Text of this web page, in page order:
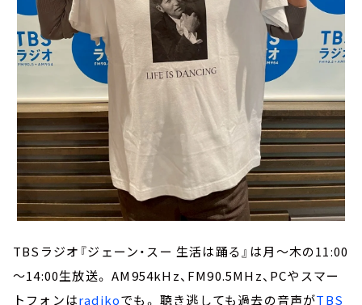
TBSラジオ『ジェーン・スー 生活は踊る』は月～木の11:00
～14:00生放送。 AM954kHz、FM90.5MHz、PCやスマー
トフォンはradikoでも。 聴き逃しても過去の音声がTBS